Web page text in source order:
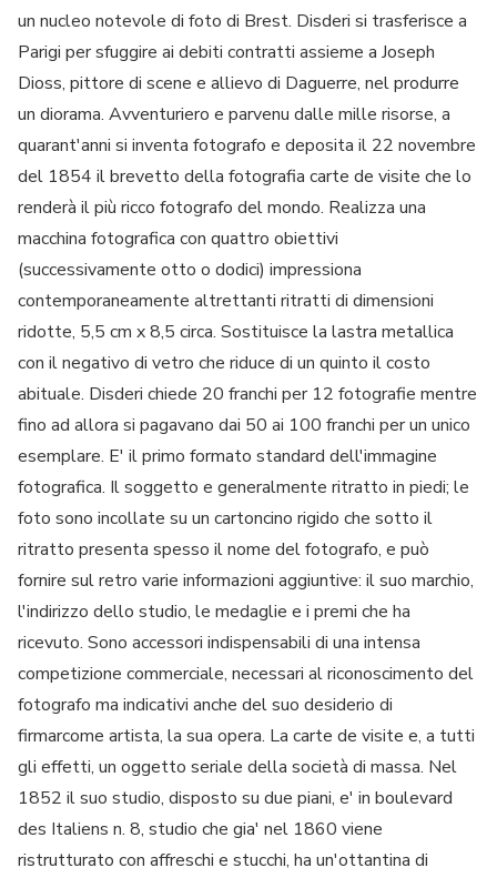
un nucleo notevole di foto di Brest. Disderi si trasferisce a
Parigi per sfuggire ai debiti contratti assieme a Joseph
Dioss, pittore di scene e allievo di Daguerre, nel produrre
un diorama. Avventuriero e parvenu dalle mille risorse, a
quarant'anni si inventa fotografo e deposita il 22 novembre
del 1854 il brevetto della fotografia carte de visite che lo
renderà il più ricco fotografo del mondo. Realizza una
macchina fotografica con quattro obiettivi
(successivamente otto o dodici) impressiona
contemporaneamente altrettanti ritratti di dimensioni
ridotte, 5,5 cm x 8,5 circa. Sostituisce la lastra metallica
con il negativo di vetro che riduce di un quinto il costo
abituale. Disderi chiede 20 franchi per 12 fotografie mentre
fino ad allora si pagavano dai 50 ai 100 franchi per un unico
esemplare. E' il primo formato standard dell'immagine
fotografica. Il soggetto e generalmente ritratto in piedi; le
foto sono incollate su un cartoncino rigido che sotto il
ritratto presenta spesso il nome del fotografo, e può
fornire sul retro varie informazioni aggiuntive: il suo marchio,
l'indirizzo dello studio, le medaglie e i premi che ha
ricevuto. Sono accessori indispensabili di una intensa
competizione commerciale, necessari al riconoscimento del
fotografo ma indicativi anche del suo desiderio di
firmarcome artista, la sua opera. La carte de visite e, a tutti
gli effetti, un oggetto seriale della società di massa. Nel
1852 il suo studio, disposto su due piani, e' in boulevard
des Italiens n. 8, studio che gia' nel 1860 viene
ristrutturato con affreschi e stucchi, ha un'ottantina di